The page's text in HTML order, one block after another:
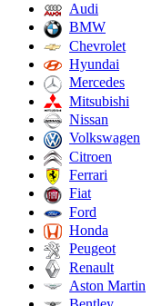
Audi
BMW
Chevrolet
Hyundai
Mercedes
Mitsubishi
Nissan
Volkswagen
Citroen
Ferrari
Fiat
Ford
Honda
Peugeot
Renault
Aston Martin